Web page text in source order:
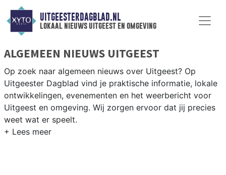
UITGEESTERDAGBLAD.NL
lokaal nieuws uitgeest en omgeving
ALGEMEEN NIEUWS UITGEEST
Op zoek naar algemeen nieuws over Uitgeest? Op
Uitgeester Dagblad vind je praktische informatie, lokale
ontwikkelingen, evenementen en het weerbericht voor
Uitgeest en omgeving. Wij zorgen ervoor dat jij precies
weet wat er speelt.